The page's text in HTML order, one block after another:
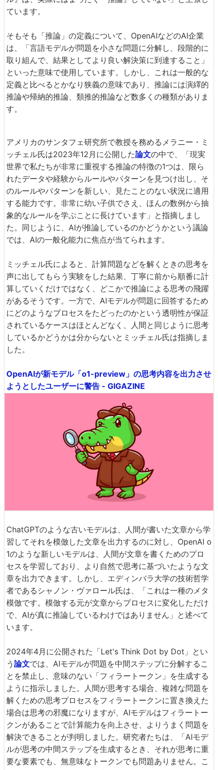
ています。
そもそも「推論」の定義について、OpenAIなどのAI企業
は、「言語モデルが問題を小さな問題に分解し、段階的に
取り組んで、結果としてより良い解決策に到達すること」
といった意味で使用しています。しかし、これは一般的な
定義と比べるとかなり狭義の意味であり、推論には演繹的
推論や帰納的推論、類推的推論など数多くの種類がありま
す。
アメリカのサンタフェ研究所で教授を務めるメラニー・ミ
ッチェル氏は2023年12月に公開した論文の中で、「現実
世界で私たちが非常に重視する推論の特徴の1つは、限ら
れたデータや経験からルールやパターンを見つけ出し、そ
のルールやパターンを新しい、見たことのない状況に適用
する能力です。非常に幼い子供でさえ、ほんの数例から抽
象的なルールを学ぶことに長けています」と指摘しまし
た。同じように、AIが推論しているのかどうかという議論
では、AIの一般化能力に焦点が当てられます。
ミッチェル氏によると、計算問題などを解くときの思考を
声に出してもらう実験をした結果、丁寧に前から順番に計
算していくだけではなく、どこかで推論による思考の飛躍
があるそうです。一方で、AIモデルが問題に回答するため
にどのようなプロセスをたどったのかという透明性が保証
されているケースはほとんどなく、人間と同じように思考
しているかどうかは分からないとミッチェル氏は指摘しま
した。
OpenAIが新モデル「o1-preview」の思考内容を出力させ
ようとしたユーザーに警告 - GIGAZINE
ChatGPTのような古いモデルは、人間が書いた文章から学
習してそれを模倣した文章を出力するのに対し、OpenAI o
1のような新しいモデルは、人間が文章を書くためのプロ
セスを学習しており、より自然で思考に基づいたような文
章を出力できます。しかし、エディンバラ大学の技術哲学
者であるシャノン・ヴァロール氏は、「これは一種のメタ
模倣です。模倣する元が文章からプロセスに変化しただけ
で、AIが真に推論しているわけではありません」と述べて
います。
2024年4月に公開された「Let's Think Dot by Dot」とい
う 論文では、AIモデルが問題を中間ステップに分解するこ
とを禁止し、意味のない「フィラートークン」を生成する
ように指示しました。人間が思考する場合、複雑な問題を
解くための思考プロセスをフィラートークンに置き換えた
場合は思考の邪魔になりますが、AIモデルはフィラートー
クンがあることで計算能力を向上させ、よりうまく問題を
解決できることが判明しました。研究者たちは、「AIモデ
ルが思考の中間ステップを生成するとき、それが思考に重
要な要素でも、無意味なトークンでも問題ありません。こ